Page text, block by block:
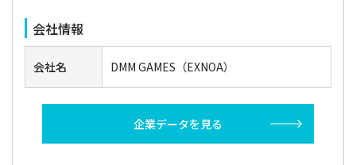
会社情報
会社名 DMM GAMES（EXNOA）
企業データを見る